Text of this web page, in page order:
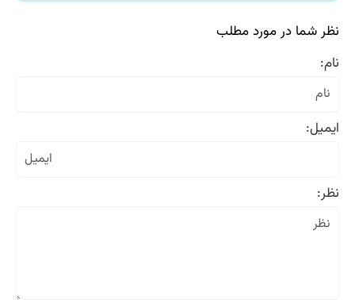
نظر شما در مورد مطلب
نام:
ایمیل:
نظر: